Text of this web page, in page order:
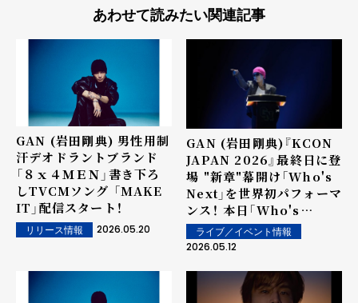
あわせて読みたい関連記事
GAN (岩田剛典) 男性用制
汗デオドラントブランド
「８ｘ４ＭＥＮ」書き下ろ
しTVCMソング 「MAKE
IT」配信スタート！
リリース情報 2026.05.20
GAN (岩田剛典)『KCON
JAPAN 2026』最終日に登
場 "新章"幕開け「Who's
Next」を世界初パフォーマ
ンス！ 本日「Who's
Next」配信開始！
ライブ／イベント情報
2026.05.12